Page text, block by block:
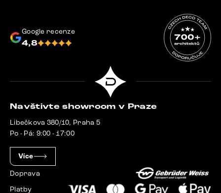
Google recenze
4,8
Navštivte showroom v Praze
Libečkova 380/10, Praha 5
Po - Pá: 9:00 - 17:00
Více
Doprava
Platby